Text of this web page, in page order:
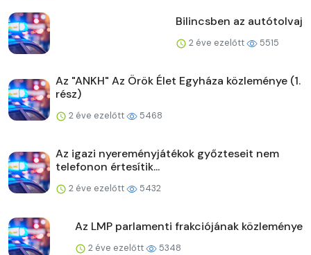
Bilincsben az autótolvaj
2 éve ezelőtt 5515
Az "ANKH" Az Örök Élet Egyháza közleménye (1.
rész)
2 éve ezelőtt 5468
Az igazi nyereményjátékok győzteseit nem
telefonon értesítik...
2 éve ezelőtt 5432
Az LMP parlamenti frakciójának közleménye
2 éve ezelőtt 5348